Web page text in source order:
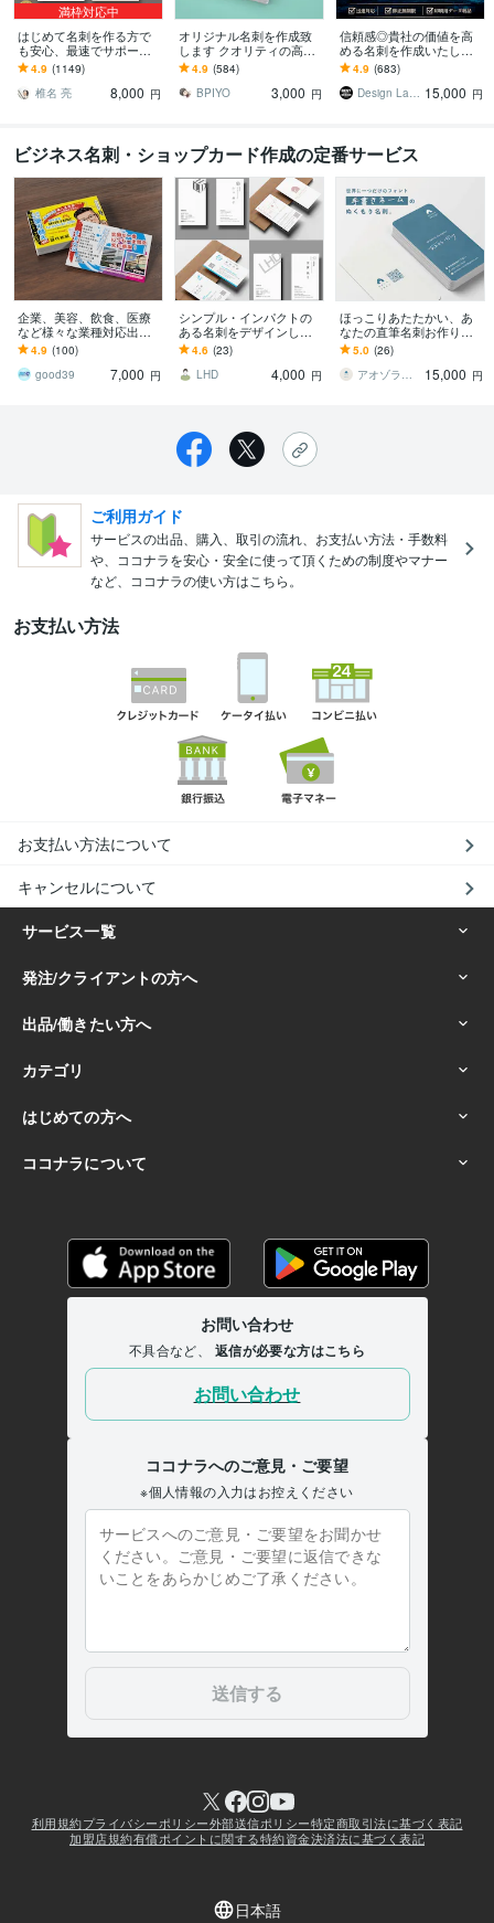
満枠対応中
はじめて名刺を作る方で
も安心、最速でサポート
します 名刺デザイン実績
最多のプロデザイナーが
デザインいたします!
4.9 (1149)
椎名 亮
8,000 円
オリジナル名刺を作成致
します クオリティの高い
素敵な名刺デザインを
4.9 (584)
BPIYO
3,000 円
信頼感◎貴社の価値を高
める名刺を作成いたしま
す 修正回数無制限◇スタ
イリッシュ＆高級感で魅
せるモダンデザイン
4.9 (683)
Design Lab｜名刺・地図・印刷物 15,000 円
ビジネス名刺・ショップカード作成の定番サービス
企業、美容、飲食、医療
など様々な業種対応出来
ます クール、ポップ、シ
ンプルな名刺＆ショップ
カードをデザイン
4.9 (100)
good39
7,000 円
シンプル・インパクトの
ある名刺をデザインしま
す 初めての名刺・ショッ
プカードづくりも安心！
お任せください
4.6 (23)
LHD
4,000 円
ほっこりあたたかい、あ
なたの直筆名刺お作りし
ます ｜紙に書いて写真を
送るだけ◎オリジナリテ
ィ溢れる名刺です
5.0 (26)
アオゾラデザイン
15,000 円
ご利用ガイド
サービスの出品、購入、取引の流れ、お支払い方法・手数料
や、ココナラを安心・安全に使って頂くための制度やマナー
など、ココナラの使い方はこちら。
お支払い方法
お支払い方法について
キャンセルについて